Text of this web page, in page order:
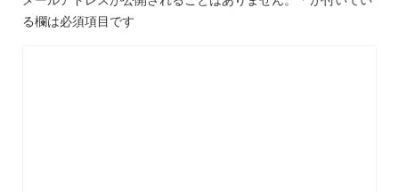
る欄は必須項目です